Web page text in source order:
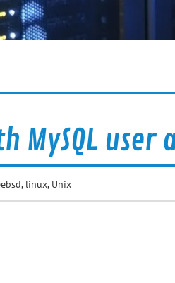
MySQL
, linux, Unix